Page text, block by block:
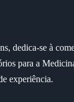
dedica-se à
para a
experiência.